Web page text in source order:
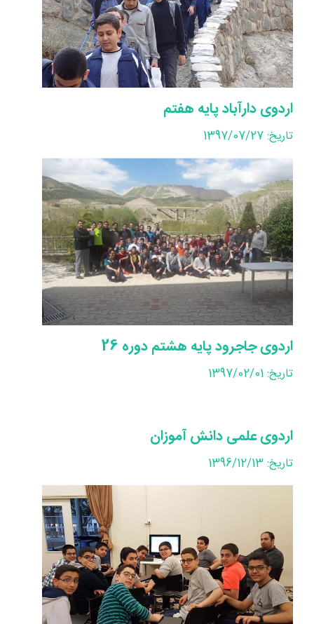
اردوی دارآباد پایه هفتم
تاریخ: 1397/07/27
اردوی جاجرود پایه هشتم دوره 26
تاریخ: 1397/02/01
اردوی علمی دانش آموزان
تاریخ: 1396/12/13